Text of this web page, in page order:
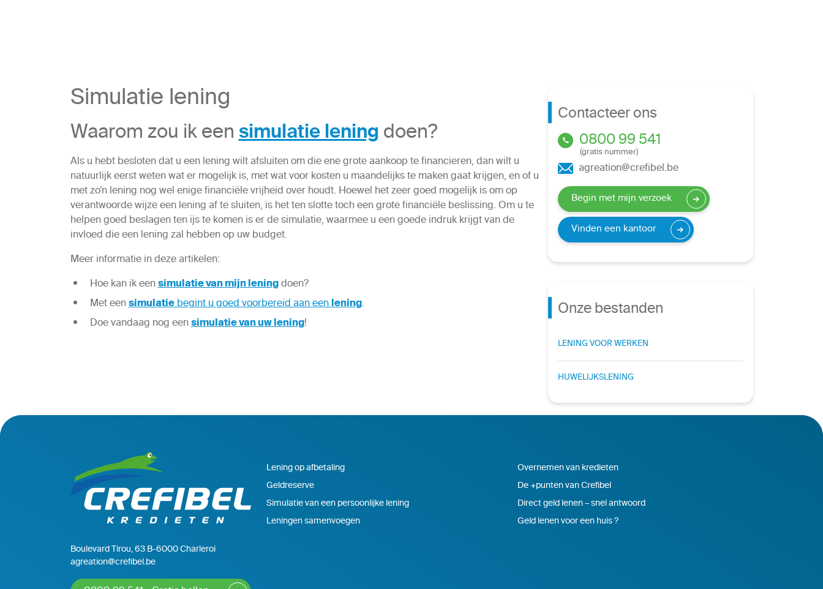
Simulatie lening
Waarom zou ik eensimulatie leningdoen?
Als u hebt besloten dat u een lening wilt afsluiten om die ene grote aankoop te financieren, dan wilt u
natuurlijk eerst weten wat er mogelijk is, met wat voor kosten u maandelijks te maken gaat krijgen, en of u
met zo’n lening nog wel enige financiële vrijheid over houdt. Hoewel het zeer goed mogelijk is om op
verantwoorde wijze een lening af te sluiten, is het ten slotte toch een grote financiële beslissing. Om u te
helpen goed beslagen ten ijs te komen is er de simulatie, waarmee u een goede indruk krijgt van de
invloed die een lening zal hebben op uw budget.
Meer informatie in deze artikelen:
Hoe kan ik eensimulatie van mijn leningdoen?
Met eensimulatiebegint u goed voorbereid aan eenlening.
Doe vandaag nog eensimulatie van uw lening!
Contacteer ons
0800 99 541
(gratis nummer)
agreation@crefibel.be
Begin met mijn verzoek
Vinden een kantoor
Onze bestanden
LENING VOOR WERKEN
HUWELIJKSLENING
Boulevard Tirou, 63 B-6000 Charleroi
agreation@crefibel.be
Lening op afbetaling
Geldreserve
Simulatie van een persoonlijke lening
Leningen samenvoegen
Overnemen van kredieten
De +punten van Crefibel
Direct geld lenen – snel antwoord
Geld lenen voor een huis ?